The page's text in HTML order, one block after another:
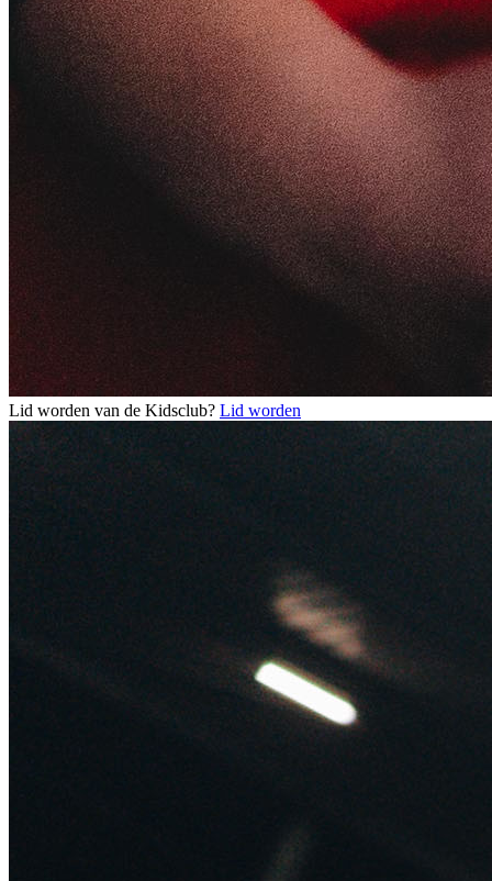
Lid worden van de Kidsclub? Lid worden